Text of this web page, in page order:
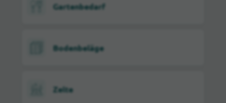
Gartenbedarf
Bodenbeläge
Zelte